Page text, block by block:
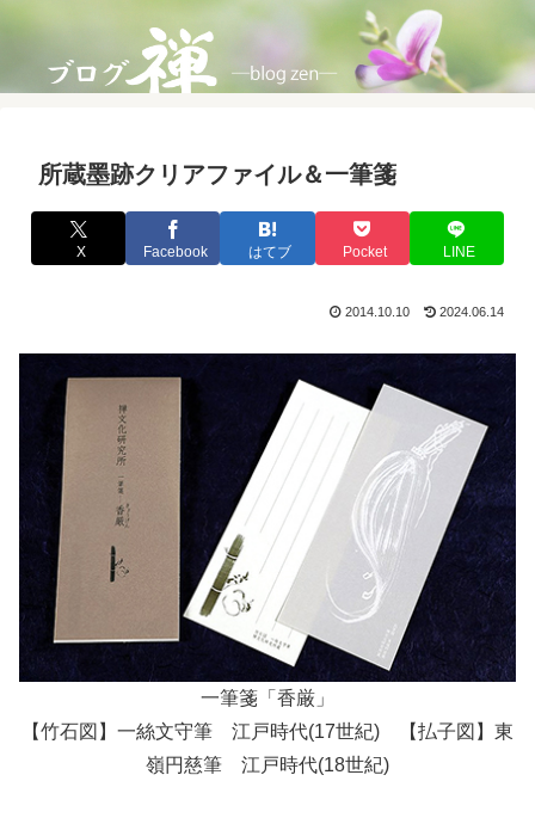
所蔵墨跡クリアファイル＆一筆箋
X Facebook はてブ Pocket LINE
2014.10.10 2024.06.14
一筆箋「香厳」
【竹石図】一絲文守筆 江戸時代(17世紀) 【払子図】東
嶺円慈筆 江戸時代(18世紀)